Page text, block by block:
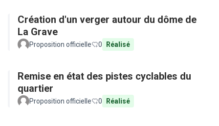
Création d'un verger autour du dôme de
La Grave
Proposition officielle 0 Réalisé
Remise en état des pistes cyclables du
quartier
Proposition officielle 0 Réalisé